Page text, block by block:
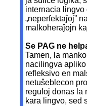
internacia lingvo
„neperfektaĵoj”
malkoheraĵojn
Se PAG ne
Tamen, la
nacilingva
refleksivo en
netuŝeblecon
reguloj donas la
kara lingvo, sed